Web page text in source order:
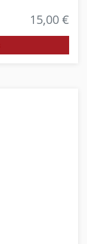
15,00 €